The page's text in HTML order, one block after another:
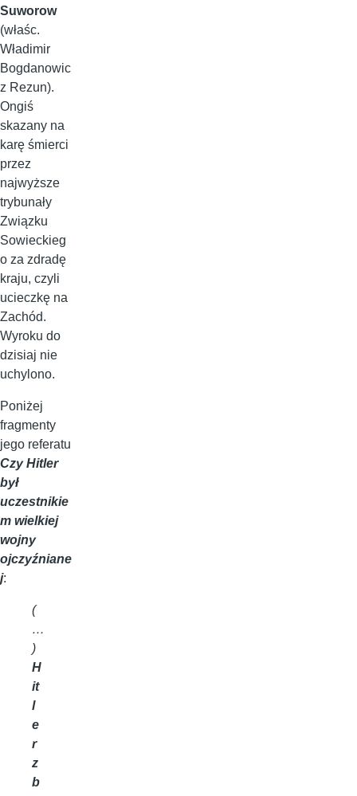
Suworow
(właśc.
Władimir
Bogdanowic
z Rezun).
Ongiś
skazany na
karę śmierci
przez
najwyższe
trybunały
Związku
Sowieckieg
o za zdradę
kraju, czyli
ucieczkę na
Zachód.
Wyroku do
dzisiaj nie
uchylono.
Poniżej
fragmenty
jego referatu
Czy Hitler
był
uczestnikie
m wielkiej
wojny
ojczyźniane
j:
(
…
)
H
it
l
e
r
z
b